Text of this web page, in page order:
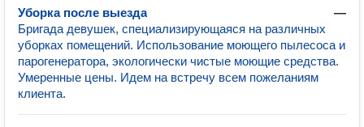
Уборка после выезда
—
Бригада девушек, специализирующаяся на различных
уборках помещений. Использование моющего пылесоса и
парогенератора, экологически чистые моющие средства.
Умеренные цены. Идем на встречу всем пожеланиям
клиента.